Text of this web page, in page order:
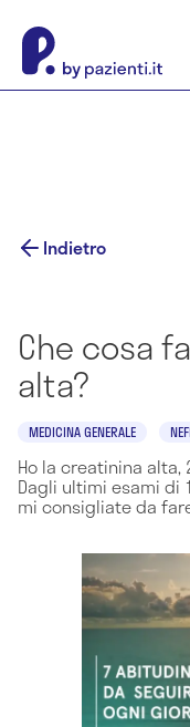
Indietro
Che cosa
alta?
MEDICINA GENERALE
Ho la creatinina alta,
Dagli ultimi esami di
mi consigliate da